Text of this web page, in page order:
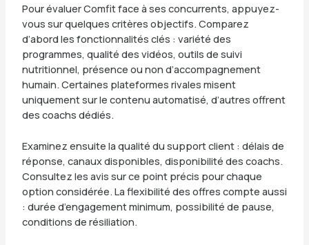
Pour évaluer Comfit face à ses concurrents, appuyez-
vous sur quelques critères objectifs. Comparez
d’abord les fonctionnalités clés : variété des
programmes, qualité des vidéos, outils de suivi
nutritionnel, présence ou non d’accompagnement
humain. Certaines plateformes rivales misent
uniquement sur le contenu automatisé, d’autres offrent
des coachs dédiés.
Examinez ensuite la qualité du support client : délais de
réponse, canaux disponibles, disponibilité des coachs.
Consultez les avis sur ce point précis pour chaque
option considérée. La flexibilité des offres compte aussi
: durée d’engagement minimum, possibilité de pause,
conditions de résiliation.